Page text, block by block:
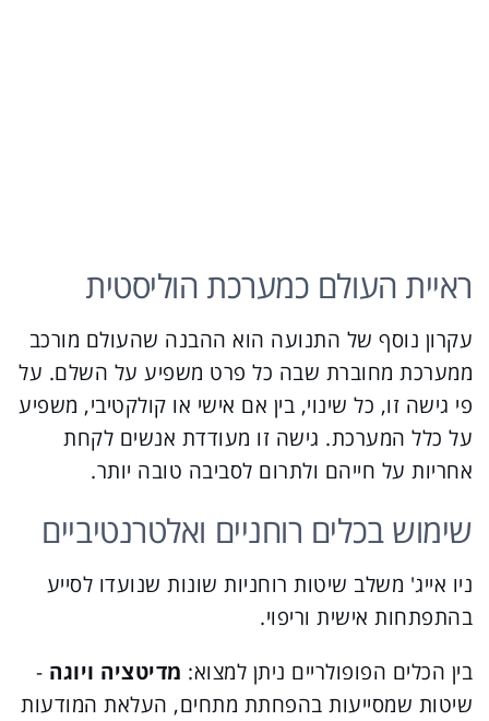
ראיית העולם כמערכת הוליסטית
עקרון נוסף של התנועה הוא ההבנה שהעולם מורכב
ממערכת מחוברת שבה כל פרט משפיע על השלם. על
פי גישה זו, כל שינוי, בין אם אישי או קולקטיבי, משפיע
על כלל המערכת. גישה זו מעודדת אנשים לקחת
אחריות על חייהם ולתרום לסביבה טובה יותר.
שימוש בכלים רוחניים ואלטרנטיביים
ניו אייג' משלב שיטות רוחניות שונות שנועדו לסייע
בהתפתחות אישית וריפוי.
בין הכלים הפופולריים ניתן למצוא: מדיטציה ויוגה -
שיטות שמסייעות בהפחתת מתחים, העלאת המודעות